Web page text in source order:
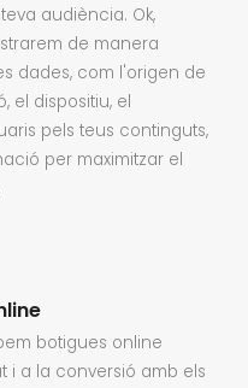
audiència. Ok,
de manera
dades, com l'origen de
el dispositiu, el
pels teus continguts,
per maximitzar el
botigues online
i a la conversió amb els